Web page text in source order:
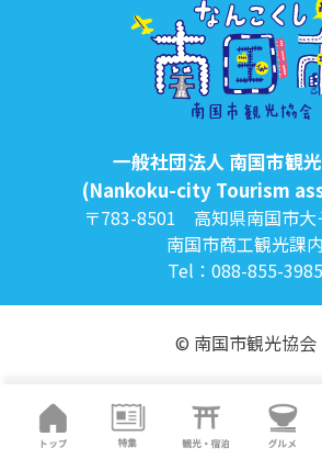
一般社団法人 南国市観
(Nankoku-city Tourism
〒783-8501 高知県南国市大
南国市商工観光課内
Tel：088-855-3985
© 南国市観光協会